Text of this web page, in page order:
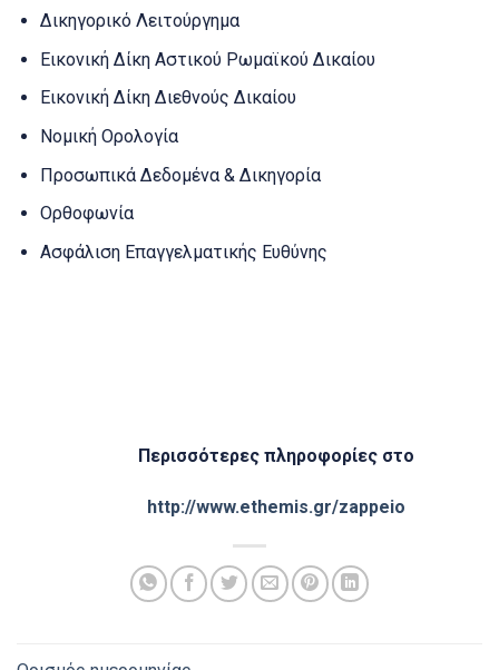
Δικηγορικό Λειτούργημα
Εικονική Δίκη Αστικού Ρωμαϊκού Δικαίου
Εικονική Δίκη Διεθνούς Δικαίου
Νομική Ορολογία
Προσωπικά Δεδομένα & Δικηγορία
Ορθοφωνία
Ασφάλιση Επαγγελματικής Ευθύνης
Περισσότερες πληροφορίες στο
http://www.ethemis.gr/zappeio